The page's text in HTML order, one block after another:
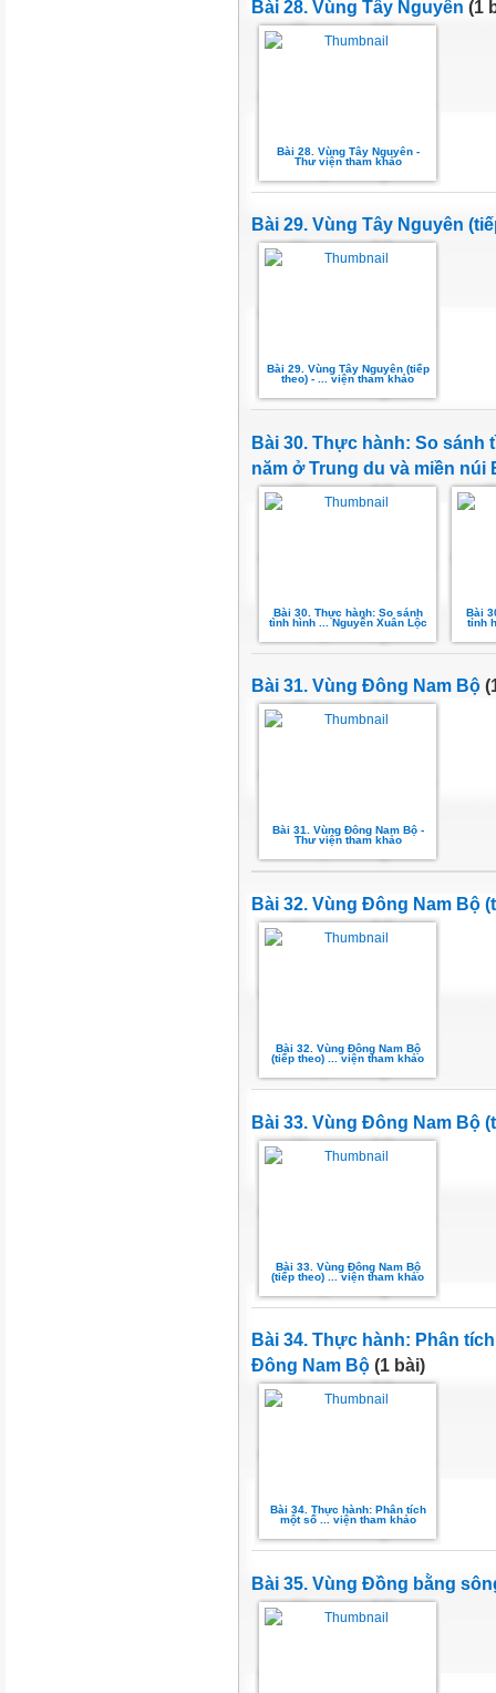
Bài 28. Vùng Tây Nguyên (1
Bài 28. Vùng Tây Nguyên -
Thư viện tham khảo
Bài 29. Vùng Tây Nguyên
Bài 29. Vùng Tây Nguyên (tiếp
theo) - ... viện tham khảo
Bài 30. Thực hành: So
năm ở Trung du và miền núi
Bài 30. Thực hành: So sánh
tình hình ... Nguyễn Xuân Lộc
Bài
tỉnh
Bài 31. Vùng Đông Nam Bộ
Bài 31. Vùng Đông Nam Bộ -
Thư viện tham khảo
Bài 32. Vùng Đông Nam Bộ
Bài 32. Vùng Đông Nam Bộ
(tiếp theo) ... viện tham khảo
Bài 33. Vùng Đông Nam Bộ
Bài 33. Vùng Đông Nam Bộ
(tiếp theo) ... viện tham khảo
Bài 34. Thực hành: Phân
Đông Nam Bộ (1 bài)
Bài 34. Thực hành: Phân tích
một số ... viện tham khảo
Bài 35. Vùng Đồng bằng